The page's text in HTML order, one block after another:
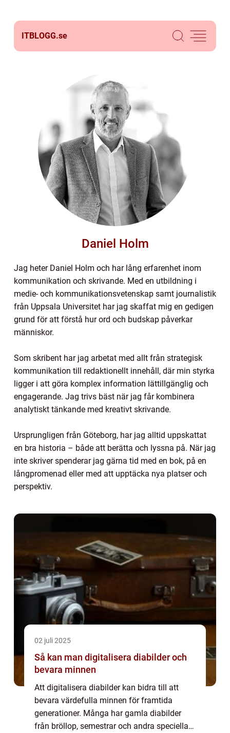
ITBLOGG.se
Daniel Holm
Jag heter Daniel Holm och har lång erfarenhet inom
kommunikation och skrivande. Med en utbildning i
medie- och kommunikationsvetenskap samt journalistik
från Uppsala Universitet har jag skaffat mig en gedigen
grund för att förstå hur ord och budskap påverkar
människor.
Som skribent har jag arbetat med allt från strategisk
kommunikation till redaktionellt innehåll, där min styrka
ligger i att göra komplex information lättillgänglig och
engagerande. Jag trivs bäst när jag får kombinera
analytiskt tänkande med kreativt skrivande.
Ursprungligen från Göteborg, har jag alltid uppskattat
en bra historia – både att berätta och lyssna på. När jag
inte skriver spenderar jag gärna tid med en bok, på en
långpromenad eller med att upptäcka nya platser och
perspektiv.
02 juli 2025
Så kan man digitalisera diabilder och
bevara minnen
Att digitalisera diabilder kan bidra till att
bevara värdefulla minnen för framtida
generationer. Många har gamla diabilder
från bröllop, semestrar och andra speciella